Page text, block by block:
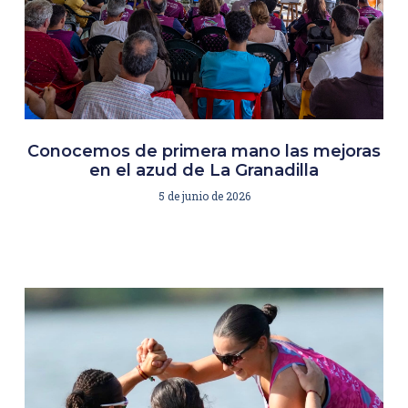
Conocemos de primera mano las mejoras
en el azud de La Granadilla
5 de junio de 2026